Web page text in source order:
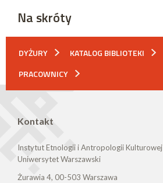
Na skróty
DYŻURY KATALOG BIBLIOTEKI
PRACOWNICY
Kontakt
Instytut Etnologii i Antropologii Kulturowej
Uniwersytet Warszawski
Żurawia 4, 00-503 Warszawa